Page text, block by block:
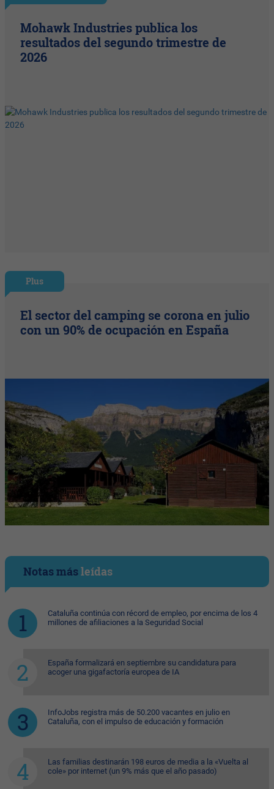
Mohawk Industries publica los
resultados del segundo trimestre de
2026
Plus
El sector del camping se corona en julio
con un 90% de ocupación en España
Notas másleídas
Cataluña continúa con récord de empleo, por encima de los 4
millones de afiliaciones a la Seguridad Social
España formalizará en septiembre su candidatura para
acoger una gigafactoría europea de IA
InfoJobs registra más de 50.200 vacantes en julio en
Cataluña, con el impulso de educación y formación
Las familias destinarán 198 euros de media a la «Vuelta al
cole» por internet (un 9% más que el año pasado)